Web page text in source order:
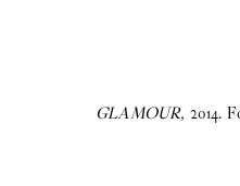
GLAMOUR, 2014.